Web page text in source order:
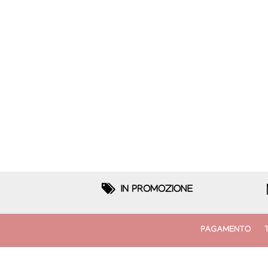
IN PROMOZIONE
PAGAMENTO